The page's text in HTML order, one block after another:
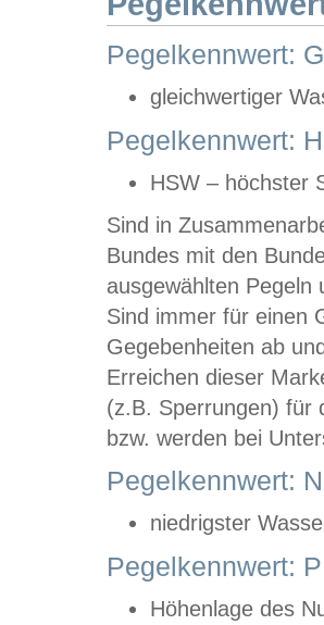
Pegelkennwert:
gleichwertiger
Pegelkennwert:
HSW – höchster
Sind in
Bundes mit den
ausgewählten
Sind immer für einen
Gegebenheiten ab
Erreichen dieser
(z.B. Sperrungen) für
bzw. werden bei
Pegelkennwert:
niedrigster
Pegelkennwert:
Höhenlage des